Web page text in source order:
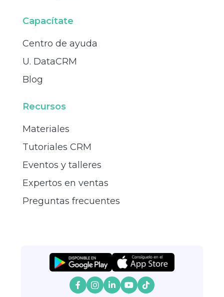
Capacítate
Centro de ayuda
U. DataCRM
Blog
Recursos
Materiales
Tutoriales CRM
Eventos y talleres
Expertos en ventas
Preguntas frecuentes